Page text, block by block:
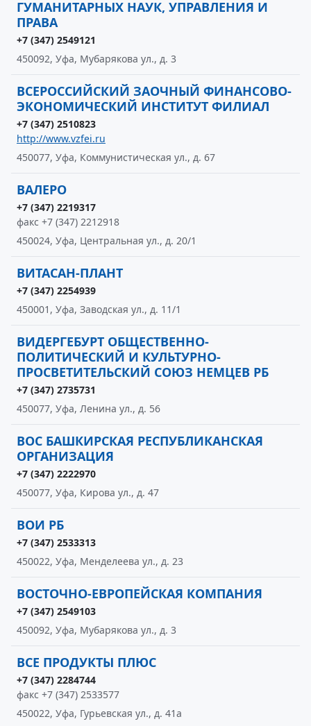
ГУМАНИТАРНЫХ НАУК, УПРАВЛЕНИЯ И
ПРАВА
+7 (347) 2549121
450092, Уфа, Мубарякова ул., д. 3
ВСЕРОССИЙСКИЙ ЗАОЧНЫЙ ФИНАНСОВО-
ЭКОНОМИЧЕСКИЙ ИНСТИТУТ ФИЛИАЛ
+7 (347) 2510823
http://www.vzfei.ru
450077, Уфа, Коммунистическая ул., д. 67
ВАЛЕРО
+7 (347) 2219317
факс +7 (347) 2212918
450024, Уфа, Центральная ул., д. 20/1
ВИТАСАН-ПЛАНТ
+7 (347) 2254939
450001, Уфа, Заводская ул., д. 11/1
ВИДЕРГЕБУРТ ОБЩЕСТВЕННО-
ПОЛИТИЧЕСКИЙ И КУЛЬТУРНО-
ПРОСВЕТИТЕЛЬСКИЙ СОЮЗ НЕМЦЕВ РБ
+7 (347) 2735731
450077, Уфа, Ленина ул., д. 56
ВОС БАШКИРСКАЯ РЕСПУБЛИКАНСКАЯ
ОРГАНИЗАЦИЯ
+7 (347) 2222970
450077, Уфа, Кирова ул., д. 47
ВОИ РБ
+7 (347) 2533313
450022, Уфа, Менделеева ул., д. 23
ВОСТОЧНО-ЕВРОПЕЙСКАЯ КОМПАНИЯ
+7 (347) 2549103
450092, Уфа, Мубарякова ул., д. 3
ВСЕ ПРОДУКТЫ ПЛЮС
+7 (347) 2284744
факс +7 (347) 2533577
450022, Уфа, Гурьевская ул., д. 41а